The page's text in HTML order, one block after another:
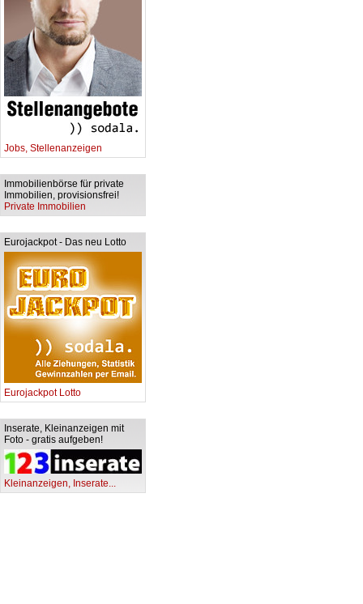
Jobs, Stellenanzeigen
Immobilienbörse für private
Immobilien, provisionsfrei!
Private Immobilien
Eurojackpot - Das neu Lotto
Eurojackpot Lotto
Inserate, Kleinanzeigen mit
Foto - gratis aufgeben!
Kleinanzeigen, Inserate...